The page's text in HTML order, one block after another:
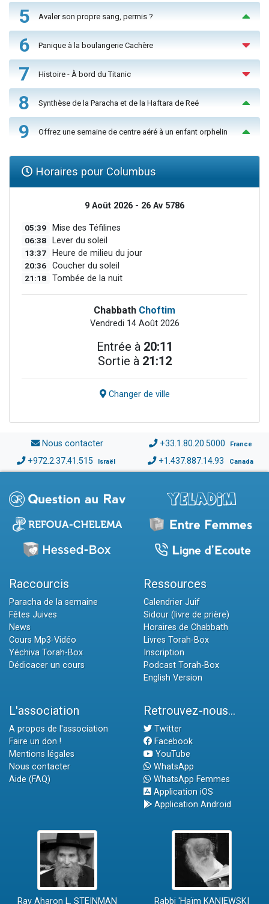
5 Avaler son propre sang, permis ?
6 Panique à la boulangerie Cachère
7 Histoire - À bord du Titanic
8 Synthèse de la Paracha et de la Haftara de Reé
9 Offrez une semaine de centre aéré à un enfant orphelin
Horaires pour Columbus
9 Août 2026 - 26 Av 5786
05:39 Mise des Téfilines
06:38 Lever du soleil
13:37 Heure de milieu du jour
20:36 Coucher du soleil
21:18 Tombée de la nuit
Chabbath Choftim
Vendredi 14 Août 2026
Entrée à 20:11
Sortie à 21:12
Changer de ville
Nous contacter +33.1.80.20.5000 France
+972.2.37.41.515 Israël +1.437.887.14.93 Canada
Raccourcis
Paracha de la semaine
Fêtes Juives
News
Cours Mp3-Vidéo
Yéchiva Torah-Box
Dédicacer un cours
Ressources
Calendrier Juif
Sidour (livre de prière)
Horaires de Chabbath
Livres Torah-Box
Inscription
Podcast Torah-Box
English Version
L'association
A propos de l'association
Faire un don !
Mentions légales
Nous contacter
Aide (FAQ)
Retrouvez-nous...
Twitter
Facebook
YouTube
WhatsApp
WhatsApp Femmes
Application iOS
Application Android
Rav Aharon L. STEINMAN Rabbi 'Haïm KANIEWSKI